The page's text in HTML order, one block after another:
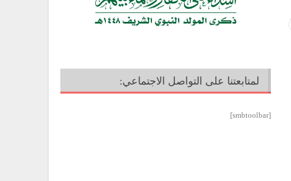
لمتابعتنا على التواصل الاجتماعي:
[smbtoolbar]